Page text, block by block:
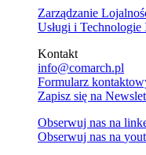
Zarządzanie
Usługi i Technologie
Kontakt
info@comarch.pl
Formularz
Zapisz się na
Obserwuj nas na
Obserwuj nas na